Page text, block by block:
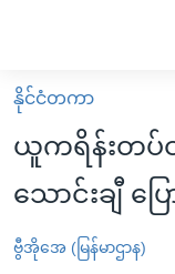
လွယ်ကူ
စေ
များ
မူလစာမျက်နှာ
မြန်မာ
ကမ္ဘာ့သတင်းများ
နိုင်ငံတကာ
ဗွီဒီယို
နိုင်ငံတကာ
ယူကရိန်းတပ်ဝ
သောင်းချီ ပြ
ဗွီအိုအေ (မြန်မာဌာန)